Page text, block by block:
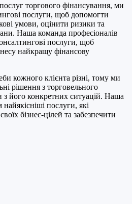
торгового фінансування, ми
послуги, щоб допомогти
умови, оцінити ризики та
Наша команда професіоналів
послуги, щоб
найкращу фінансову
кожного клієнта різні, тому ми
рішення з торговельного
з його конкретних ситуацій. Наша
послуги, які
бізнес-цілей та забезпечити